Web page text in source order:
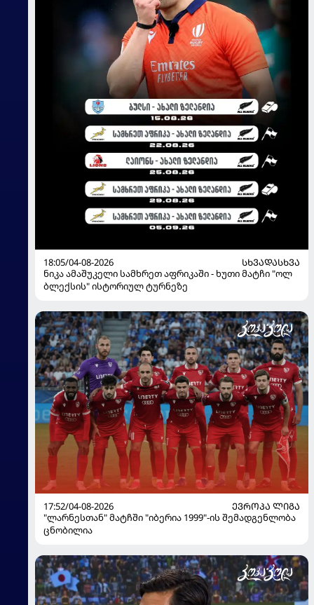
18:05/04-08-2026
ᲡᲮᲕᲐᲓᲐᲡᲮᲕᲐ
ნიკა ამაშუკელი სამხრეთ აფრიკაში - ხუთი მატჩი "ოლ
ბლექსის" ისტორიულ ტურნეზე
17:52/04-08-2026
ᲔᲕᲠᲝᲞᲐ ᲚᲘᲒᲐ
"ლარნესთან" მატჩში "იბერია 1999"-ის შემადგენლობა
ცნობილია